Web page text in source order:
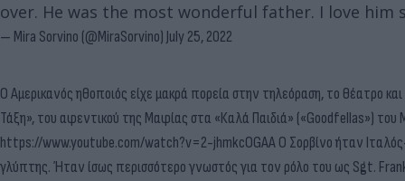
over. He was the most wonderful father. I love him
— Mira Sorvino (@MiraSorvino) July 25, 2022
Ο Αμερικανός ηθοποιός είχε μακρά πορεία στην τηλεόραση, το θέατρο
Τάξη», του αφεντικού της Μαφίας στα «Καλά Παιδιά» («Goodfellas») του
https://www.youtube.com/watch?v=2-jhmkcOGAA Ο Σορβίνο ήταν
γλύπτης. Ήταν ίσως περισσότερο γνωστός για τον ρόλο του ως Sgt.